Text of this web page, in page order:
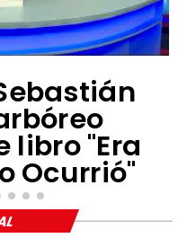
libro "Era
Ocurrió"